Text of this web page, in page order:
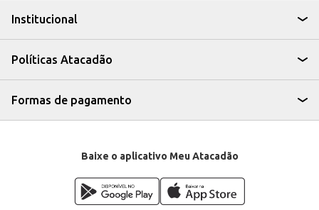
Institucional
Políticas Atacadão
Formas de pagamento
Baixe o aplicativo Meu Atacadão